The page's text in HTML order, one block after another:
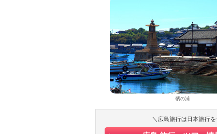
鞆の浦
＼広島旅行は日本旅行